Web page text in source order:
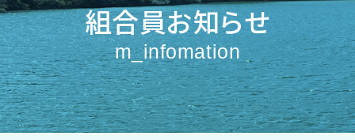
組合員お知らせ
m_infomation